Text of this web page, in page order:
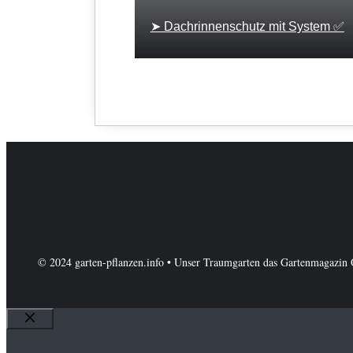
➤ Dachrinnenschutz mit System ✅
© 2024 garten-pflanzen.info • Unser Traumgarten das Gartenmagazin
Schließen